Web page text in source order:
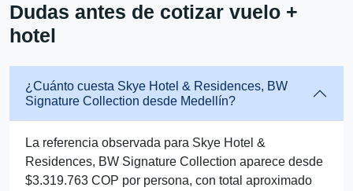
Dudas antes de cotizar vuelo +
hotel
¿Cuánto cuesta Skye Hotel & Residences, BW
Signature Collection desde Medellín?
La referencia observada para Skye Hotel &
Residences, BW Signature Collection aparece desde
$3.319.763 COP por persona, con total aproximado